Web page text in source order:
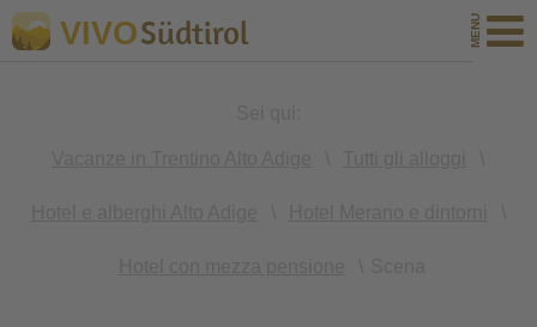
VIVOSüdtirol